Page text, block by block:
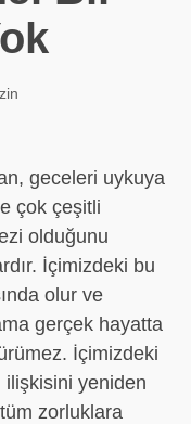
geceleri uykuya
çok çeşitli
olduğunu
İçimizdeki bu
olur ve
gerçek hayatta
İçimizdeki
ilişkisini yeniden
zorluklara